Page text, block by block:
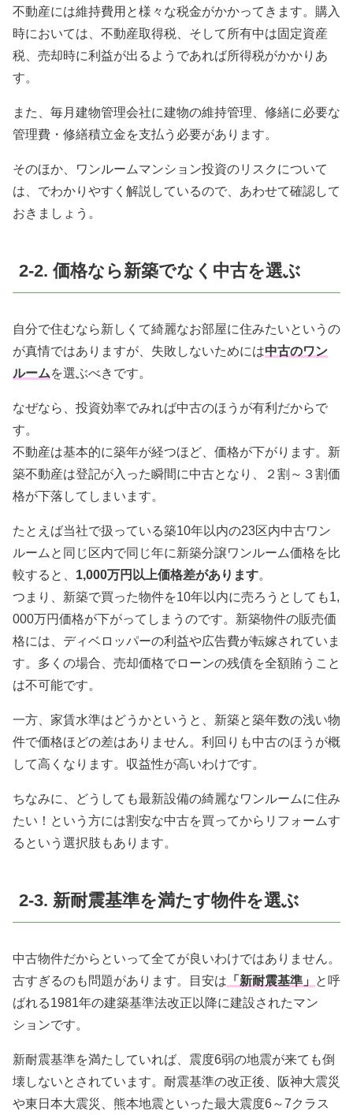
不動産には維持費用と様々な税金がかかってきます。購入
時においては、不動産取得税、そして所有中は固定資産
税、売却時に利益が出るようであれば所得税がかかりあ
す。
また、毎月建物管理会社に建物の維持管理、修繕に必要な
管理費・修繕積立金を支払う必要があります。
そのほか、ワンルームマンション投資のリスクについて
は、でわかりやすく解説しているので、あわせて確認して
おきましょう。
2-2. 価格なら新築でなく中古を選ぶ
自分で住むなら新しくて綺麗なお部屋に住みたいというの
が真情ではありますが、失敗しないためには中古のワン
ルームを選ぶべきです。
なぜなら、投資効率でみれば中古のほうが有利だからで
す。
不動産は基本的に築年が経つほど、価格が下がります。新
築不動産は登記が入った瞬間に中古となり、２割～３割価
格が下落してしまいます。
たとえば当社で扱っている築10年以内の23区内中古ワン
ルームと同じ区内で同じ年に新築分譲ワンルーム価格を比
較すると、 1,000万円以上価格差があります。
つまり、新築で買った物件を10年以内に売ろうとしても1,
000万円価格が下がってしまうのです。新築物件の販売価
格には、ディベロッパーの利益や広告費が転嫁されていま
す。多くの場合、売却価格でローンの残債を全額賄うこと
は不可能です。
一方、家賃水準はどうかというと、新築と築年数の浅い物
件で価格ほどの差はありません。利回りも中古のほうが概
して高くなります。収益性が高いわけです。
ちなみに、どうしても最新設備の綺麗なワンルームに住み
たい！という方には割安な中古を買ってからリフォームす
るという選択肢もあります。
2-3. 新耐震基準を満たす物件を選ぶ
中古物件だからといって全てが良いわけではありません。
古すぎるのも問題があります。目安は 「新耐震基準」
と呼
ばれる1981年の建築基準法改正以降に建設されたマン
ションです。
新耐震基準を満たしていれば、震度6弱の地震が来ても倒
壊しないとされています。耐震基準の改正後、阪神大震災
や東日本大震災、熊本地震といった最大震度6～7クラス